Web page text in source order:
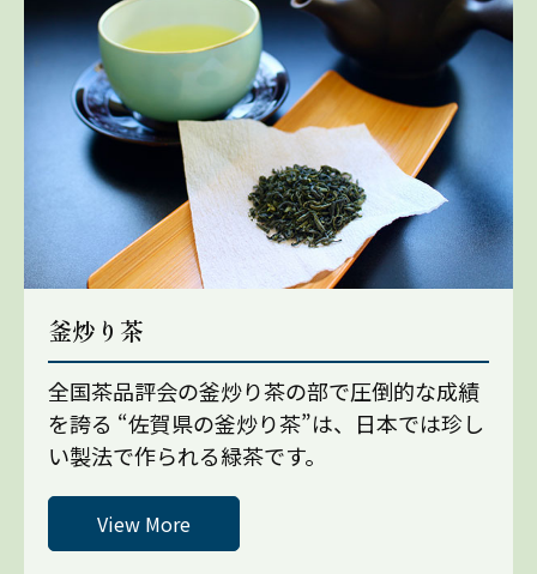
釜炒り茶
全国茶品評会の釜炒り茶の部で圧倒的な成績
を誇る “佐賀県の釜炒り茶”は、日本では珍し
い製法で作られる緑茶です。
View More